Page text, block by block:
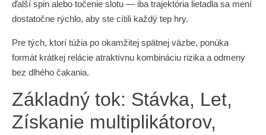
ďalší spin alebo točenie slotu — iba trajektória lietadla sa mení
dostatočne rýchlo, aby ste cítili každý tep hry.
Pre tých, ktorí túžia po okamžitej spätnej väzbe, ponúka
formát krátkej relácie atraktívnu kombináciu rizika a odmeny
bez dlhého čakania.
Základný tok: Stávka, Let,
Získanie multiplikátorov,